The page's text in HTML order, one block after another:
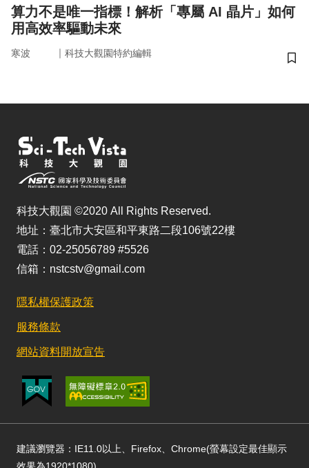
算力不是唯一指標！解析「專屬 AI 晶片」如何
用高效率驅動未來
寒波 ｜ 科技大觀園特約編輯
儲
科技大觀園 ©2020 All Rights Reserved.
地址：臺北市大安區和平東路二段106號22樓
電話：02-25056789 #5526
信箱：nstcstv@gmail.com
隱私權保護政策
服務條款
網站資料開放宣告
建議瀏覽器：IE11.0以上、Firefox、Chrome(螢幕設定最佳顯示